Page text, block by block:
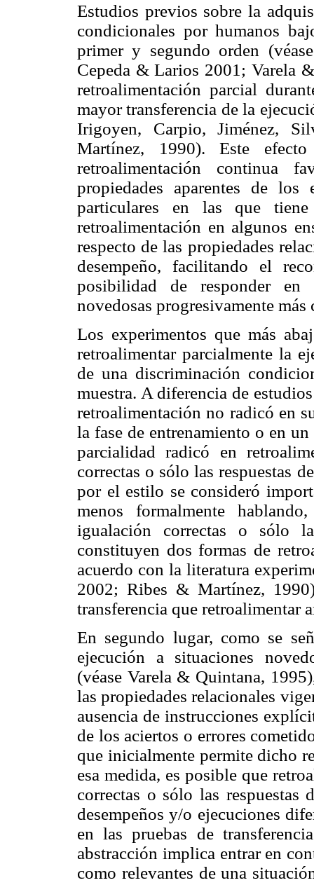
Estudios previos sobre la
condicionales por humanos
primer y segundo orden
Cepeda & Larios 2001; Varela
retroalimentación parcial
mayor transferencia de la
Irigoyen, Carpio, Jiménez,
Martínez, 1990). Este
retroalimentación continua
propiedades aparentes de
particulares en las que
retroalimentación en algunos
respecto de las propiedades
desempeño, facilitando el
posibilidad de responder en
novedosas progresivamente más
Los experimentos que más
retroalimentar parcialmente la
de una discriminación
muestra. A diferencia de
retroalimentación no radicó en
la fase de entrenamiento o en
parcialidad radicó en
correctas o sólo las respuestas
por el estilo se consideró
menos formalmente
igualación correctas o sólo
constituyen dos formas de
acuerdo con la literatura
2002; Ribes & Martínez,
transferencia que retroalimentar
En segundo lugar, como se
ejecución a situaciones
(véase Varela & Quintana,
las propiedades relacionales
ausencia de instrucciones
de los aciertos o errores
que inicialmente permite dicho
esa medida, es posible que
correctas o sólo las respuestas
desempeños y/o ejecuciones
en las pruebas de
abstracción implica entrar en
como relevantes de una